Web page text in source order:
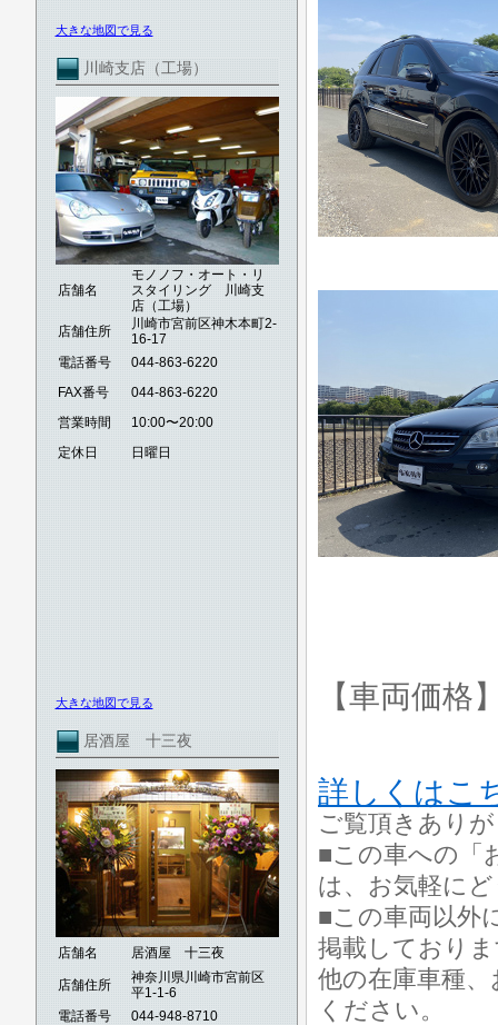
大きな地図で見る
川崎支店（工場）
店舗名
モノノフ・オート・リ
スタイリング 川崎支
店（工場）
店舗住所
川崎市宮前区神木本町2-
16-17
電話番号
044-863-6220
FAX番号
044-863-6220
営業時間
10:00〜20:00
定休日
日曜日
大きな地図で見る
居酒屋 十三夜
店舗名 居酒屋 十三夜
店舗住所
神奈川県川崎市宮前区
平1-1-6
電話番号
044-948-8710
【車両価格
詳しくはこ
ご覧頂きあり
■この車への「
は、お気軽に
■この車両以外
掲載しており
他の在庫車種
ください。